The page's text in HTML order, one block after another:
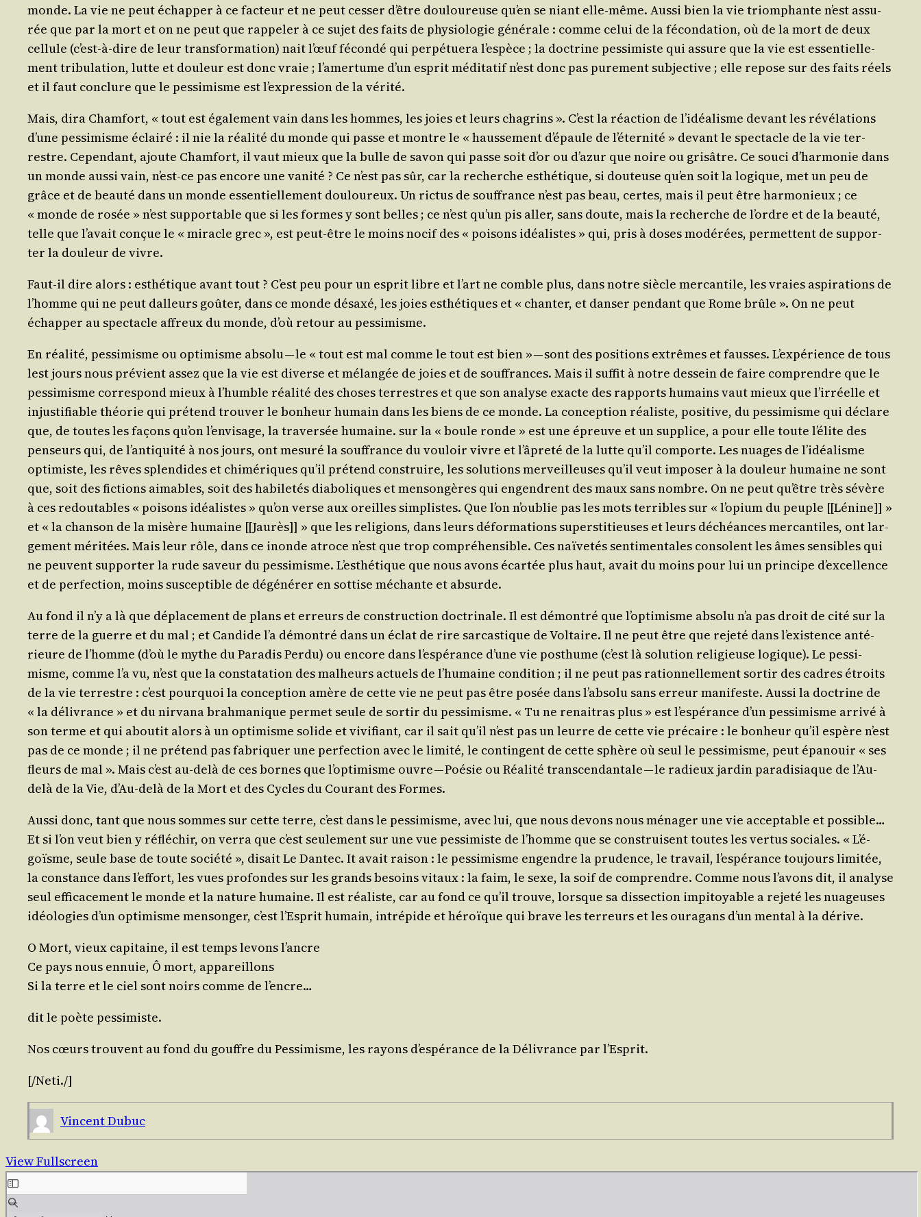
monde. La vie ne peut échap­per à ce fac­teur et ne peut ces­ser d’être dou­lou­reuse qu’en se niant elle-même. Aus­si bien la vie triom­phante n’est assu­
rée que par la mort et on ne peut que rap­pe­ler à ce sujet des faits de phy­sio­lo­gie géné­rale : comme celui de la fécon­da­tion, où de la mort de deux
cel­lule (c’est-à-dire de leur trans­for­ma­tion) nait l’œuf fécon­dé qui per­pé­tue­ra l’es­pèce ; la doc­trine pes­si­miste qui assure que la vie est essen­tiel­le­
ment tri­bu­la­tion, lutte et dou­leur est donc vraie ; l’a­mer­tume d’un esprit médi­ta­tif n’est donc pas pure­ment sub­jec­tive ; elle repose sur des faits réels
et il faut conclure que le pes­si­misme est l’ex­pres­sion de la vérité.
Mais, dira Cham­fort, « tout est éga­le­ment vain dans les hommes, les joies et leurs cha­grins ». C’est la réac­tion de l’i­déa­lisme devant les révé­la­tions
d’une pes­si­misme éclai­ré : il nie la réa­li­té du monde qui passe et montre le « haus­se­ment d’é­paule de l’é­ter­ni­té » devant le spec­tacle de la vie ter­
restre. Cepen­dant, ajoute Cham­fort, il vaut mieux que la bulle de savon qui passe soit d’or ou d’a­zur que noire ou gri­sâtre. Ce sou­ci d’har­mo­nie dans
un monde aus­si vain, n’est-ce pas encore une vani­té ? Ce n’est pas sûr, car la recherche esthé­tique, si dou­teuse qu’en soit la logique, met un peu de
grâce et de beau­té dans un monde essen­tiel­le­ment dou­lou­reux. Un ric­tus de souf­france n’est pas beau, certes, mais il peut être har­mo­nieux ; ce
« monde de rosée » n’est sup­por­table que si les formes y sont belles ; ce n’est qu’un pis aller, sans doute, mais la recherche de l’ordre et de la beau­té,
telle que l’a­vait conçue le « miracle grec », est peut-être le moins nocif des « poi­sons idéa­listes » qui, pris à doses modé­rées, per­mettent de sup­por­
ter la dou­leur de vivre.
Faut-il dire alors : esthé­tique avant tout ? C’est peu pour un esprit libre et l’art ne comble plus, dans notre siècle mer­can­tile, les vraies aspi­ra­tions de
l’homme qui ne peut dal­leurs goû­ter, dans ce monde désaxé, les joies esthé­tiques et « chan­ter, et dan­ser pen­dant que Rome brûle ». On ne peut
échap­per au spec­tacle affreux du monde, d’où retour au pessimisme.
En réa­li­té, pes­si­misme ou opti­misme abso­lu — le « tout est mal comme le tout est bien » — sont des posi­tions extrêmes et fausses. L’ex­pé­rience de tous
lest jours nous pré­vient assez que la vie est diverse et mélan­gée de joies et de souf­frances. Mais il suf­fit à notre des­sein de faire com­prendre que le
pes­si­misme cor­res­pond mieux à l’humble réa­li­té des choses ter­restres et que son ana­lyse exacte des rap­ports humains vaut mieux que l’ir­réelle et
injus­ti­fiable théo­rie qui pré­tend trou­ver le bon­heur humain dans les biens de ce monde. La concep­tion réa­liste, posi­tive, du pes­si­misme qui déclare
que, de toutes les façons qu’on l’en­vi­sage, la tra­ver­sée humaine. sur la « boule ronde » est une épreuve et un sup­plice, a pour elle toute l’é­lite des
pen­seurs qui, de l’an­ti­qui­té à nos jours, ont mesu­ré la souf­france du vou­loir vivre et l’â­pre­té de la lutte qu’il com­porte. Les nuages de l’i­déa­lisme
opti­miste, les rêves splen­dides et chi­mé­riques qu’il pré­tend construire, les solu­tions mer­veilleuses qu’il veut impo­ser à la dou­leur humaine ne sont
que, soit des fic­tions aimables, soit des habi­le­tés dia­bo­liques et men­son­gères qui engendrent des maux sans nombre. On ne peut qu’être très sévère
à ces redou­tables « poi­sons idéa­listes » qu’on verse aux oreilles sim­plistes. Que l’on n’ou­blie pas les mots ter­ribles sur « l’o­pium du peuple [[Lénine]] »
et « la chan­son de la misère humaine [[Jau­rès]] » que les reli­gions, dans leurs défor­ma­tions super­sti­tieuses et leurs déchéances mer­can­tiles, ont lar­
ge­ment méri­tées. Mais leur rôle, dans ce inonde atroce n’est que trop com­pré­hen­sible. Ces naï­ve­tés sen­ti­men­tales consolent les âmes sen­sibles qui
ne peuvent sup­por­ter la rude saveur du pes­si­misme. L’es­thé­tique que nous avons écar­tée plus haut, avait du moins pour lui un prin­cipe d’ex­cel­lence
et de per­fec­tion, moins sus­cep­tible de dégé­né­rer en sot­tise méchante et absurde.
Au fond il n’y a là que dépla­ce­ment de plans et erreurs de construc­tion doc­tri­nale. Il est démon­tré que l’op­ti­misme abso­lu n’a pas droit de cité sur la
terre de la guerre et du mal ; et Can­dide l’a démon­tré dans un éclat de rire sar­cas­tique de Vol­taire. Il ne peut être que reje­té dans l’exis­tence anté­
rieure de l’homme (d’où le mythe du Para­dis Per­du) ou encore dans l’es­pé­rance d’une vie post­hume (c’est là solu­tion reli­gieuse logique). Le pes­si­
misme, comme l’a vu, n’est que la consta­ta­tion des mal­heurs actuels de l’hu­maine condi­tion ; il ne peut pas ration­nel­le­ment sor­tir des cadres étroits
de la vie ter­restre : c’est pour­quoi la concep­tion amère de cette vie ne peut pas être posée dans l’ab­so­lu sans erreur mani­feste. Aus­si la doc­trine de
« la déli­vrance » et du nir­va­na brah­ma­nique per­met seule de sor­tir du pes­si­misme. « Tu ne renai­tras plus » est l’es­pé­rance d’un pes­si­misme arri­vé à
son terme et qui abou­tit alors à un opti­misme solide et vivi­fiant, car il sait qu’il n’est pas un leurre de cette vie pré­caire : le bon­heur qu’il espère n’est
pas de ce monde ; il ne pré­tend pas fabri­quer une per­fec­tion avec le limi­té, le contin­gent de cette sphère où seul le pes­si­misme, peut épa­nouir « ses
fleurs de mal ». Mais c’est au-delà de ces bornes que l’op­ti­misme ouvre — Poé­sie ou Réa­li­té trans­cen­dan­tale — le radieux jar­din para­di­siaque de l’Au-
delà de la Vie, d’Au-delà de la Mort et des Cycles du Cou­rant des Formes.
Aus­si donc, tant que nous sommes sur cette terre, c’est dans le pes­si­misme, avec lui, que nous devons nous ména­ger une vie accep­table et pos­sible…
Et si l’on veut bien y réflé­chir, on ver­ra que c’est seule­ment sur une vue pes­si­miste de l’homme que se construisent toutes les ver­tus sociales. « L’é­
goïsme, seule base de toute socié­té », disait Le Dan­tec. It avait rai­son : le pes­si­misme engendre la pru­dence, le tra­vail, l’es­pé­rance tou­jours limi­tée,
la constance dans l’ef­fort, les vues pro­fondes sur les grands besoins vitaux : la faim, le sexe, la soif de com­prendre. Comme nous l’a­vons dit, il ana­lyse
seul effi­ca­ce­ment le monde et la nature humaine. Il est réa­liste, car au fond ce qu’il trouve, lorsque sa dis­sec­tion impi­toyable a reje­té les nua­geuses
idéo­lo­gies d’un opti­misme men­son­ger, c’est l’Es­prit humain, intré­pide et héroïque qui brave les ter­reurs et les oura­gans d’un men­tal à la dérive.
O Mort, vieux capi­taine, il est temps levons l’ancre
Ce pays nous ennuie, Ô mort, appareillons
Si la terre et le ciel sont noirs comme de l’encre…
dit le poète pessimiste.
Nos cœurs trouvent au fond du gouffre du Pes­si­misme, les rayons d’es­pé­rance de la Déli­vrance par l’Esprit.
[/​Neti./​]
Vincent Dubuc
View Fullscreen